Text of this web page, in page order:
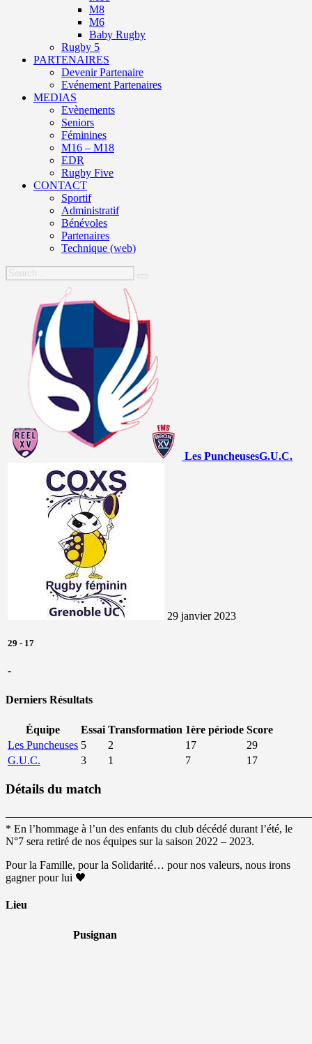
M8
M6
Baby Rugby
Rugby 5
PARTENAIRES
Devenir Partenaire
Evénement Partenaires
MEDIAS
Evènements
Seniors
Féminines
M16 – M18
EDR
Rugby Five
CONTACT
Sportif
Administratif
Bénévoles
Partenaires
Technique (web)
Les PuncheusesG.U.C.
29 janvier 2023
29 - 17
-
Derniers Résultats
Équipe Essai Transformation 1ère période Score
Les Puncheuses 5 2 17
29
G.U.C.
3 1 7 17
Détails du match
* En l’hommage à l’un des enfants du club décédé durant l’été, le
N°7 sera retiré de nos équipes sur la saison 2022 – 2023.
Pour la Famille, pour la Solidarité… pour nos valeurs, nous irons
gagner pour lui 🖤
Lieu
Pusignan